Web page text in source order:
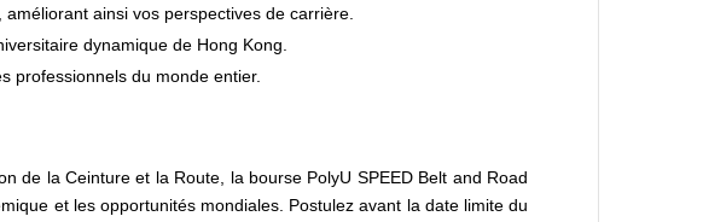
ainsi vos perspectives de carrière.
dynamique de Hong Kong.
professionnels du monde entier.
de la Ceinture et la Route, la bourse PolyU SPEED Belt and Road
et les opportunités mondiales. Postulez avant la date limite du